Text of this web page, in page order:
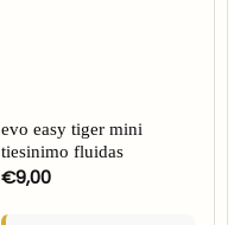
evo easy tiger mini
tiesinimo fluidas
€9,00